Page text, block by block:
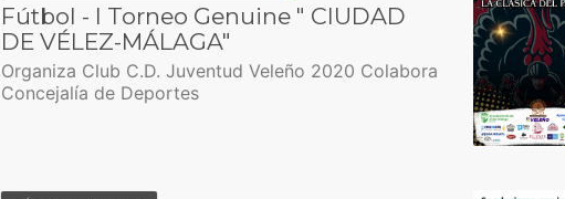
Fútbol - I Torneo Genuine " CIUDAD
DE VÉLEZ-MÁLAGA"
Organiza Club C.D. Juventud Veleño 2020 Colabora
Concejalía de Deportes